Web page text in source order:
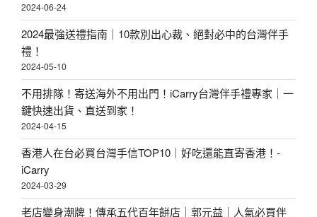
2024-06-24
2024最強送禮指南｜10款別出心裁、絕對必中的台灣伴手
禮！
2024-05-10
不用排隊！寄送海外不用出門！iCarry台灣伴手禮專家｜一
鍵快速出貨、直送到家！
2024-04-15
香港人在台必買台灣手信TOP10｜好吃還能直寄香港！-
iCarry
2024-03-29
老店變身潮牌！傳承五代百年餅店｜郭元益｜人氣必買伴